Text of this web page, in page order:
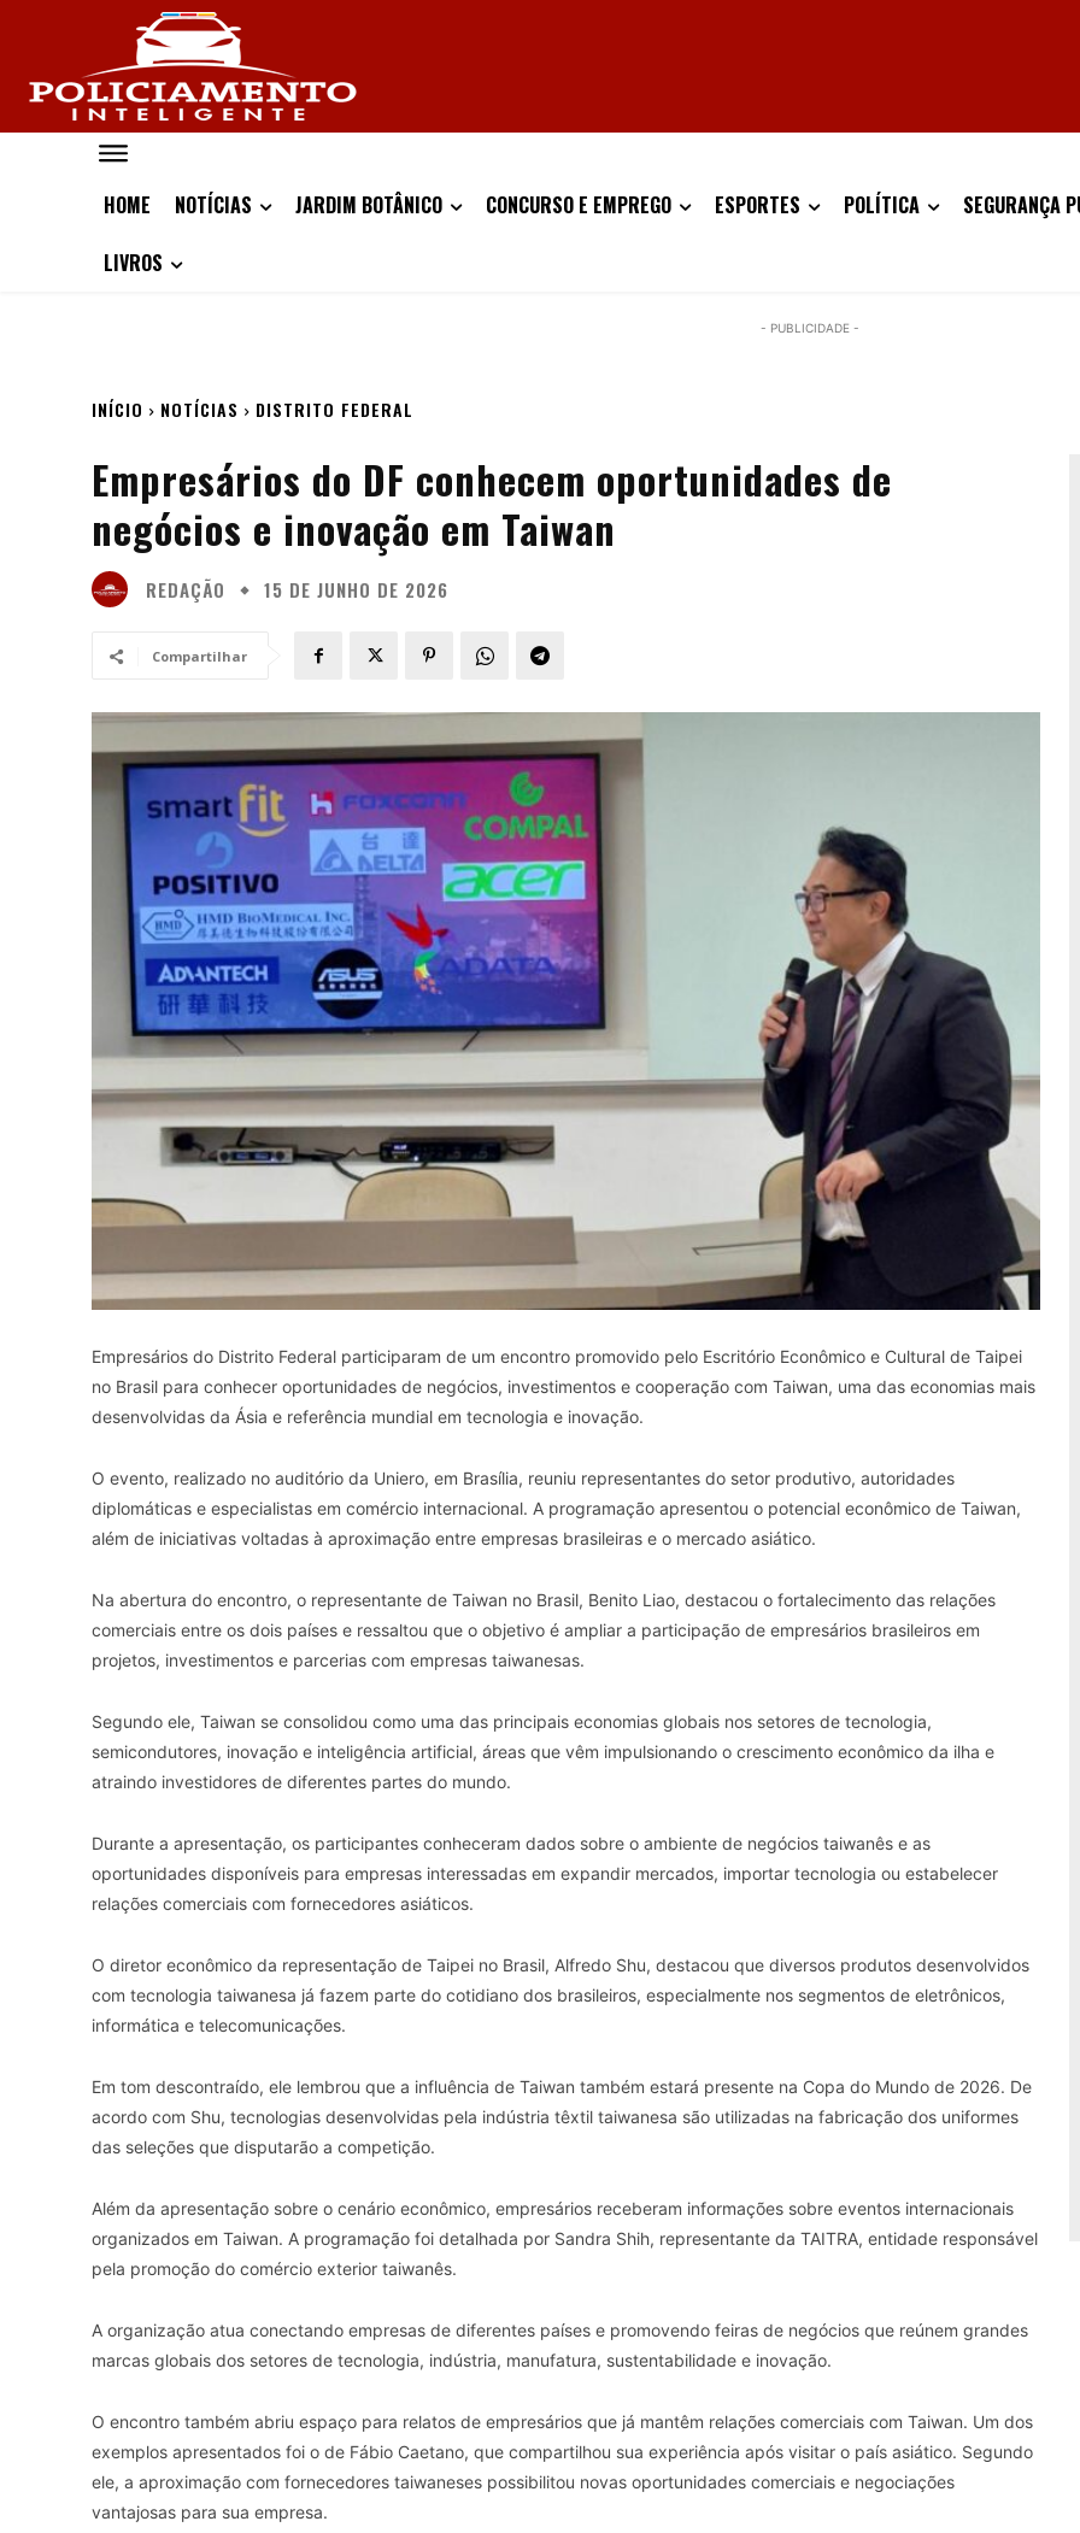
HOME NOTÍCIAS JARDIM BOTÂNICO CONCURSO E EMPREGO ESPORTES POLÍTICA SEGURANÇA
LIVROS
- PUBLICIDADE -
INÍCIO NOTÍCIAS DISTRITO FEDERAL
Empresários do DF conhecem oportunidades de
negócios e inovação em Taiwan
REDAÇÃO 15 DE JUNHO DE 2026
Compartilhar
Empresários do Distrito Federal participaram de um encontro promovido pelo Escritório Econômico e Cultural de Taipei
no Brasil para conhecer oportunidades de negócios, investimentos e cooperação com Taiwan, uma das economias mais
desenvolvidas da Ásia e referência mundial em tecnologia e inovação.
O evento, realizado no auditório da Uniero, em Brasília, reuniu representantes do setor produtivo, autoridades
diplomáticas e especialistas em comércio internacional. A programação apresentou o potencial econômico de Taiwan,
além de iniciativas voltadas à aproximação entre empresas brasileiras e o mercado asiático.
Na abertura do encontro, o representante de Taiwan no Brasil, Benito Liao, destacou o fortalecimento das relações
comerciais entre os dois países e ressaltou que o objetivo é ampliar a participação de empresários brasileiros em
projetos, investimentos e parcerias com empresas taiwanesas.
Segundo ele, Taiwan se consolidou como uma das principais economias globais nos setores de tecnologia,
semicondutores, inovação e inteligência artificial, áreas que vêm impulsionando o crescimento econômico da ilha e
atraindo investidores de diferentes partes do mundo.
Durante a apresentação, os participantes conheceram dados sobre o ambiente de negócios taiwanês e as
oportunidades disponíveis para empresas interessadas em expandir mercados, importar tecnologia ou estabelecer
relações comerciais com fornecedores asiáticos.
O diretor econômico da representação de Taipei no Brasil, Alfredo Shu, destacou que diversos produtos desenvolvidos
com tecnologia taiwanesa já fazem parte do cotidiano dos brasileiros, especialmente nos segmentos de eletrônicos,
informática e telecomunicações.
Em tom descontraído, ele lembrou que a influência de Taiwan também estará presente na Copa do Mundo de 2026. De
acordo com Shu, tecnologias desenvolvidas pela indústria têxtil taiwanesa são utilizadas na fabricação dos uniformes
das seleções que disputarão a competição.
Além da apresentação sobre o cenário econômico, empresários receberam informações sobre eventos internacionais
organizados em Taiwan. A programação foi detalhada por Sandra Shih, representante da TAITRA, entidade responsável
pela promoção do comércio exterior taiwanês.
A organização atua conectando empresas de diferentes países e promovendo feiras de negócios que reúnem grandes
marcas globais dos setores de tecnologia, indústria, manufatura, sustentabilidade e inovação.
O encontro também abriu espaço para relatos de empresários que já mantêm relações comerciais com Taiwan. Um dos
exemplos apresentados foi o de Fábio Caetano, que compartilhou sua experiência após visitar o país asiático. Segundo
ele, a aproximação com fornecedores taiwaneses possibilitou novas oportunidades comerciais e negociações
vantajosas para sua empresa.